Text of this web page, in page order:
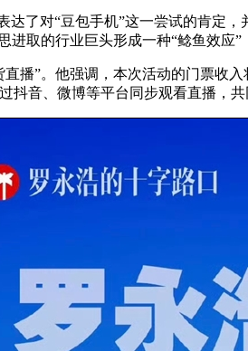
达了对“豆包手机”这一尝试的肯
取的行业巨头形成一种“鲶鱼效应
播”。他强调，本次活动的门票
音、微博等平台同步观看直播，共